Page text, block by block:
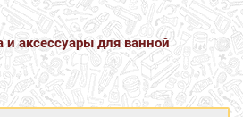
и аксессуары для ванной